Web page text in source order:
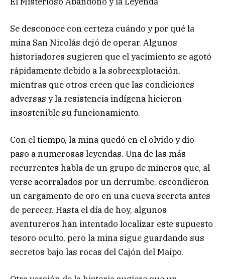
Se desconoce con certeza cuándo y por qué la
mina San Nicolás dejó de operar. Algunos
historiadores sugieren que el yacimiento se agotó
rápidamente debido a la sobreexplotación,
mientras que otros creen que las condiciones
adversas y la resistencia indígena hicieron
insostenible su funcionamiento.
Con el tiempo, la mina quedó en el olvido y dio
paso a numerosas leyendas. Una de las más
recurrentes habla de un grupo de mineros que, al
verse acorralados por un derrumbe, escondieron
un cargamento de oro en una cueva secreta antes
de perecer. Hasta el día de hoy, algunos
aventureros han intentado localizar este supuesto
tesoro oculto, pero la mina sigue guardando sus
secretos bajo las rocas del Cajón del Maipo.